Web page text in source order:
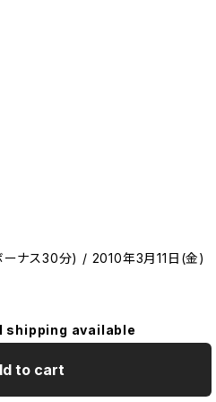
ナス30分) / 2010年3月11日(金)
shipping available
to cart